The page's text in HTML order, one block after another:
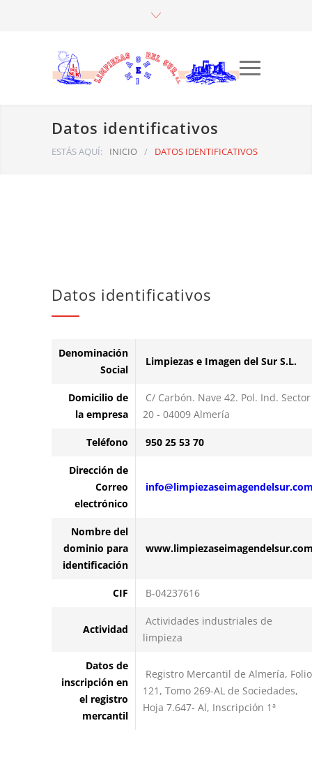
Datos identificativos
ESTÁS AQUÍ: INICIO / DATOS IDENTIFICATIVOS
Datos identificativos
Denominación
Social
Limpiezas e Imagen del Sur S.L.
Domicilio de
la empresa
C/ Carbón. Nave 42. Pol. Ind. Sector
20 - 04009 Almería
Teléfono 950 25 53 70
Dirección de
Correo
electrónico
Nombre del
dominio para
identificación
CIF B-04237616
Actividad
Actividades industriales de
limpieza
Datos de
inscripción en
el registro
mercantil
Registro Mercantil de Almería, Folio
121, Tomo 269-AL de Sociedades,
Hoja 7.647- Al, Inscripción 1ª